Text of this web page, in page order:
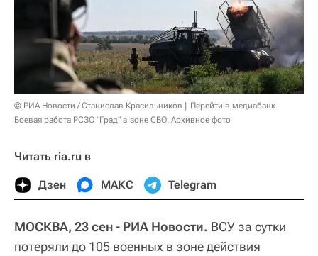
© РИА Новости / Станислав Красильников
Перейти в медиабанк
Боевая работа РСЗО "Град" в зоне СВО. Архивное фото
Читать ria.ru в
Дзен МАКС Telegram
МОСКВА, 23 сен - РИА Новости. ВСУ за сутки
потеряли до 105 военных в зоне действия